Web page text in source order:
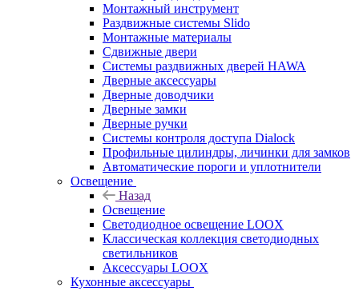
Монтажный инструмент
Раздвижные системы Slido
Монтажные материалы
Сдвижные двери
Системы раздвижных дверей HAWA
Дверные аксессуары
Дверные доводчики
Дверные замки
Дверные ручки
Системы контроля доступа Dialock
Профильные цилиндры, личинки для замков
Автоматические пороги и уплотнители
Освещение
Назад
Освещение
Светодиодное освещение LOOX
Классическая коллекция светодиодных
светильников
Аксессуары LOOX
Кухонные аксессуары